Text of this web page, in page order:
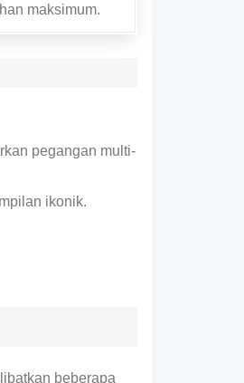
maksimum.
pegangan multi-
ikonik.
beberapa